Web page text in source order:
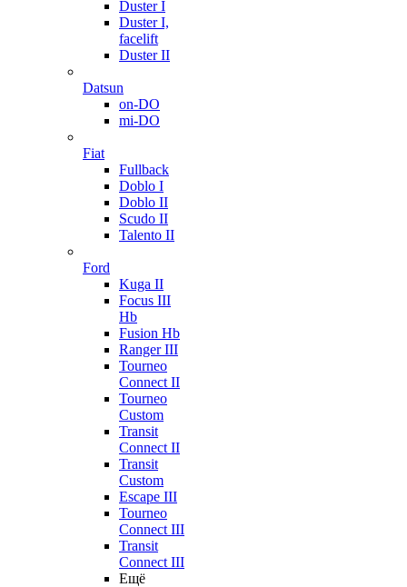
Duster I
Duster I,
facelift
Duster II
Datsun
on-DO
mi-DO
Fiat
Fullback
Doblo I
Doblo II
Scudo II
Talento II
Ford
Kuga II
Focus III
Hb
Fusion Hb
Ranger III
Tourneo
Connect II
Tourneo
Custom
Transit
Connect II
Transit
Custom
Escape III
Tourneo
Connect III
Transit
Connect III
Ещё